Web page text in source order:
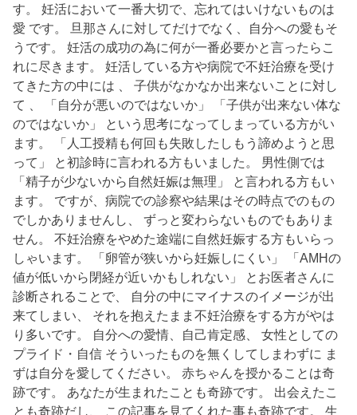
す。 妊活において一番大切で、忘れてはいけないものは
愛 です。 旦那さんに対してだけでなく、自分への愛もそ
うです。 妊活の成功の為に何が一番必要かと言ったらこ
れに尽きます。 妊活している方や病院で不妊治療を受け
てきた方の中には 、 子供がなかなか出来ないことに対し
て 、 「自分が悪いのではないか」 「子供が出来ない体な
のではないか」 という思考になってしまっている方がい
ます。 「人工授精も何回も失敗したしもう諦めようと思
って」 と初診時に言われる方もいました。 男性側では
「精子が少ないから自然妊娠は無理」 と言われる方もい
ます。 ですが、病院での診察や結果はその時点でのもの
でしかありませんし、 ずっと変わらないものでもありま
せん。 不妊治療をやめた途端に自然妊娠する方もいらっ
しゃいます。 「卵管が狭いから妊娠しにくい」 「AMHの
値が低いから閉経が近いかもしれない」 とお医者さんに
診断されることで、 自分の中にマイナスのイメージが出
来てしまい、 それを抱えたまま不妊治療をする方がやは
り多いです。 自分への愛情、自己肯定感、 女性としての
プライド・自信 そういったものを無くしてしまわずに ま
ずは自分を愛してください。 赤ちゃんを授かることは奇
跡です。 あなたが生まれたことも奇跡です。 出会えたこ
とも奇跡だし、 この記事を見てくれた事も奇跡です。 生